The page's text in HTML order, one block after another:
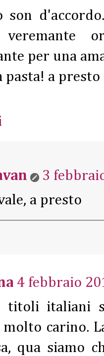
son
veremante
per una
pasta! a presto
3
a presto
4 febbraio
titoli italiani
molto carino.
qua siamo